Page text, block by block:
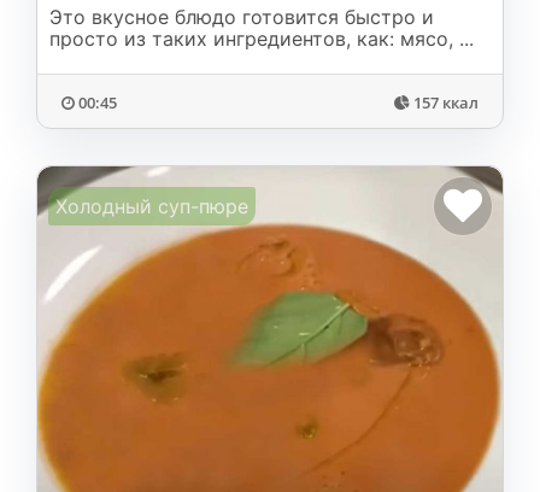
Это вкусное блюдо готовится быстро и
просто из таких ингредиентов, как: мясо, ...
00:45 157 ккал
Холодный суп-пюре